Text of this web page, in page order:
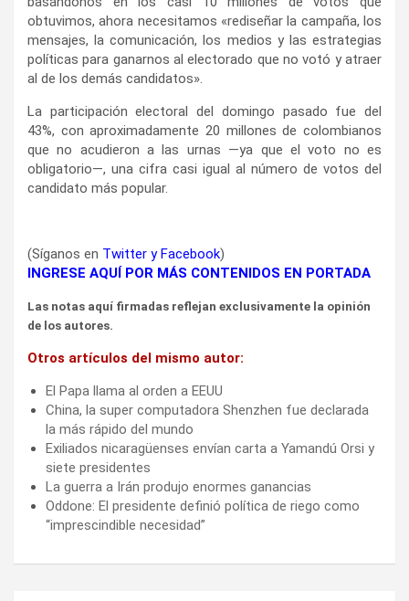
obtuvimos, ahora necesitamos «rediseñar la campaña, los
mensajes, la comunicación, los medios y las estrategias
políticas para ganarnos al electorado que no votó y atraer
al de los demás candidatos».
La participación electoral del domingo pasado fue del
43%, con aproximadamente 20 millones de colombianos
que no acudieron a las urnas —ya que el voto no es
obligatorio—, una cifra casi igual al número de votos del
candidato más popular.
(Síganos en Twitter yFacebook)
INGRESE AQUÍ POR MÁS CONTENIDOS EN PORTADA
Las notas aquí firmadas reflejan exclusivamente la opinión
de los autores.
Otros artículos del mismo autor:
El Papa llama al orden a EEUU
China, la super computadora Shenzhen fue declarada
la más rápido del mundo
Exiliados nicaragüenses envían carta a Yamandú Orsi y
siete presidentes
La guerra a Irán produjo enormes ganancias
Oddone: El presidente definió política de riego como
“imprescindible necesidad”